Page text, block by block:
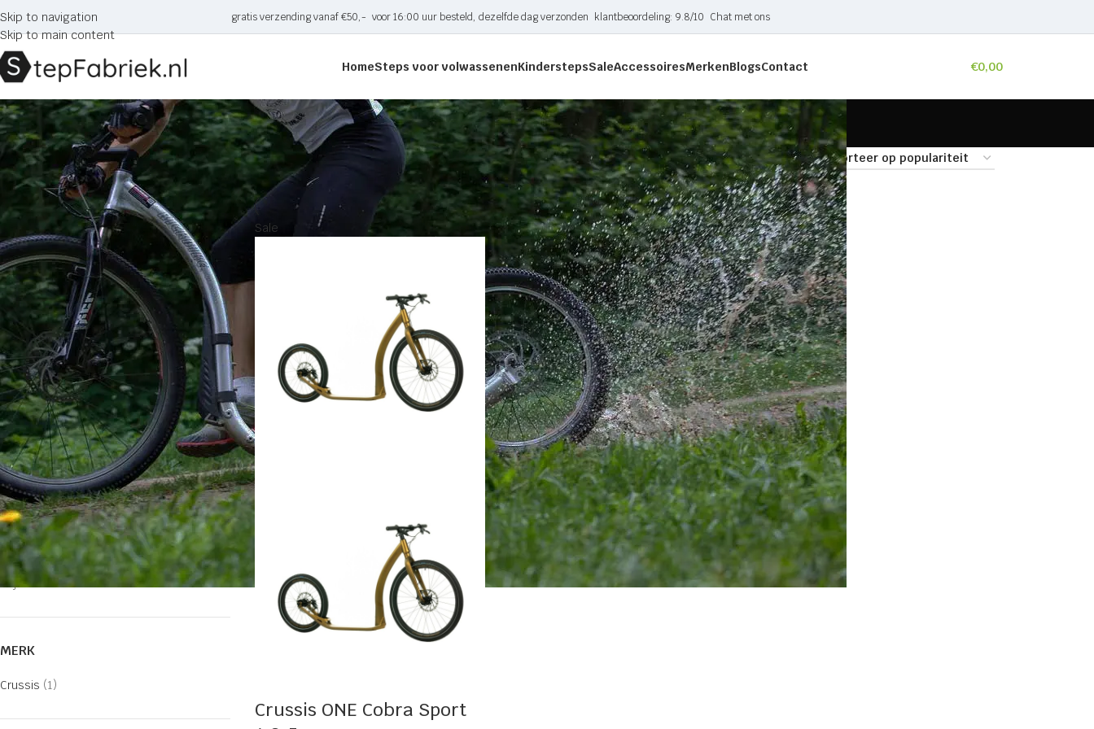
Skip to navigation
Skip to main content
gratis verzending vanaf €50,- voor 16:00 uur besteld, dezelfde dag verzonden klantbeoordeling: 9.8/10 Chat met ons
HomeSteps voor volwassenenKinderstepsSaleAccessoiresMerkenBlogsContact €0,00
Goud
CATEGORIE
Onderdelen en accessoires
Kindersteps
Autoped
Driewieler steps
Loopfietsen
Stuntsteps
Vouwsteps
Sale
Steps voor volwassenen
Bedrijfssteps
Cross steps
E-steps
Hondensteps
Lifestyle steps
Sportsteps
Vouwsteps
PRIJS
Filter
Prijs:€520— €530
MERK
Crussis (1)
Home Producten getagged “Goud” Toon 9 24 36
Sale
Crussis ONE Cobra Sport